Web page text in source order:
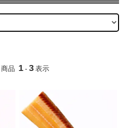
商品 1 - 3 表示